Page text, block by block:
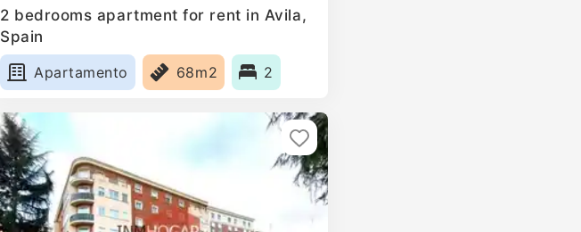
2 bedrooms apartment for rent in Avila,
Spain
Apartamento
68m2 2